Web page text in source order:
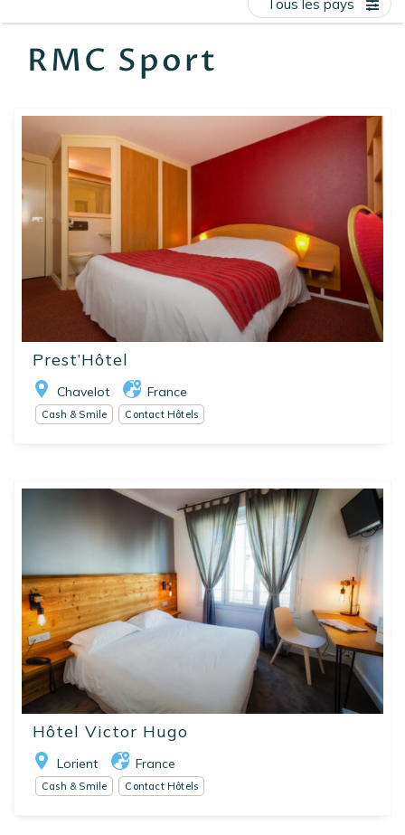
RMC Sport
Tous les pays
Prest’Hôtel
Chavelot France
Cash & Smile Contact Hôtels
Hôtel Victor Hugo
Lorient France
Cash & Smile Contact Hôtels